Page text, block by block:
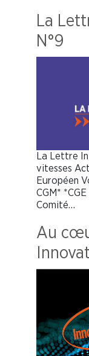
La
N°9
La Lettre
vitesses
Européen
CGM*
Comité…
Au